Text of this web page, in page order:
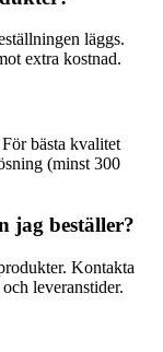
läggs.
extra kostnad.
bästa kvalitet
(minst 300
jag beställer?
Kontakta
leveranstider.